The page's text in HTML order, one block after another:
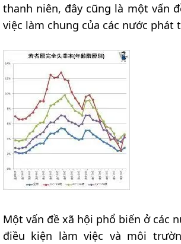
thanh niên, đây cũng là một vấn
việc làm chung của các nước phát
Một vấn đề xã hội phổ biến ở các
điều kiện làm việc và môi